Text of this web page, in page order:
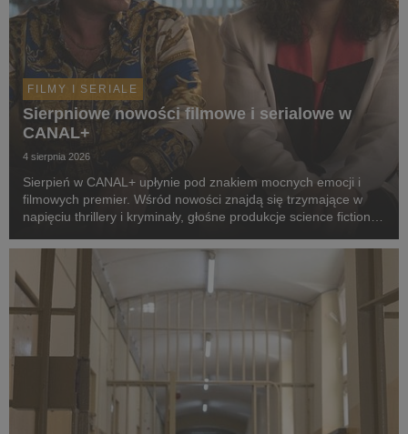
FILMY I SERIALE
Sierpniowe nowości filmowe i serialowe w
CANAL+
4 sierpnia 2026
Sierpień w CANAL+ upłynie pod znakiem mocnych emocji i
filmowych premier. Wśród nowości znajdą się trzymające w
napięciu thrillery i kryminały, głośne produkcje science fiction,
Widzowie zobaczą m.in. serial „Skażeni...